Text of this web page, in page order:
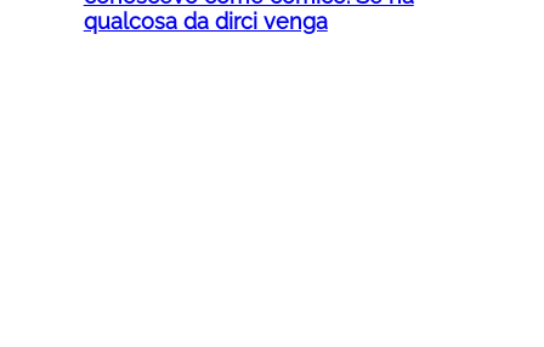
qualcosa da dirci venga